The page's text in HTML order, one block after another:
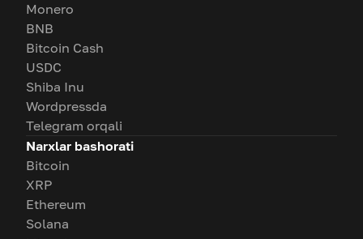
Monero
BNB
Bitcoin Cash
USDC
Shiba Inu
Wordpressda
Telegram orqali
Narxlar bashorati
Bitcoin
XRP
Ethereum
Solana